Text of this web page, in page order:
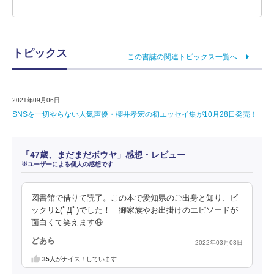
トピックス この書誌の関連トピックス一覧へ
2021年09月06日
SNSを一切やらない人気声優・櫻井孝宏の初エッセイ集が10月28日発売！
「47歳、まだまだボウヤ」感想・レビュー
※ユーザーによる個人の感想です
図書館で借りて読了。この本で愛知県のご出身と知り、ビ
ックリΣ(ﾟДﾟ)でした！ 御家族やお出掛けのエピソードが
面白くて笑えます😆
どあら 2022年03月03日
35人がナイス！しています